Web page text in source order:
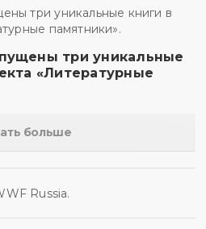
три уникальные
«Литературные
больше